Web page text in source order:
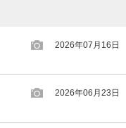
2026年07月16日
2026年06月23日